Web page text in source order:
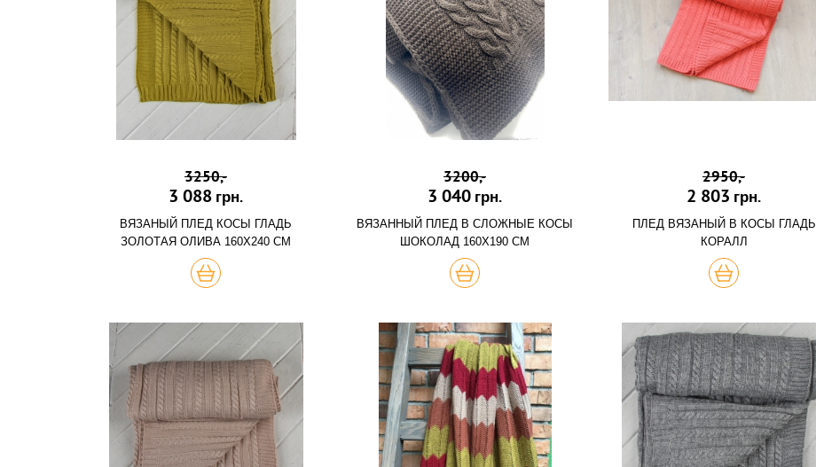
3250,-
3 088 грн.
ВЯЗАНЫЙ ПЛЕД КОСЫ ГЛАДЬ
ЗОЛОТАЯ ОЛИВА 160Х240 СМ
ХОЧУ
3200,-
3 040 грн.
ВЯЗАННЫЙ ПЛЕД В СЛОЖНЫЕ КОСЫ
ШОКОЛАД 160Х190 СМ
ХОЧУ
2950,-
2 803 грн.
ПЛЕД ВЯЗАНЫЙ В КОСЫ ГЛАДЬ
КОРАЛЛ
ХОЧУ